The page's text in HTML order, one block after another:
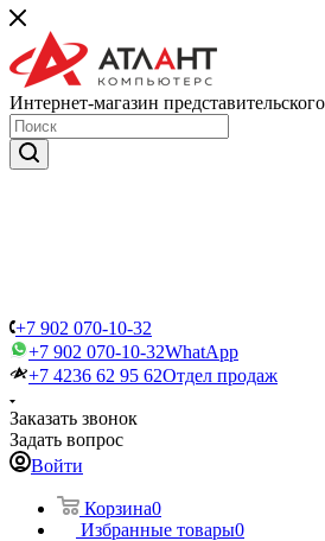
Интернет-магазин
+7 902 070-10-32
+7 902 070-10-32WhatApp
+7 4236 62 95 62Отдел продаж
Заказать звонок
Задать вопрос
Войти
Корзина0
Избранные товары0